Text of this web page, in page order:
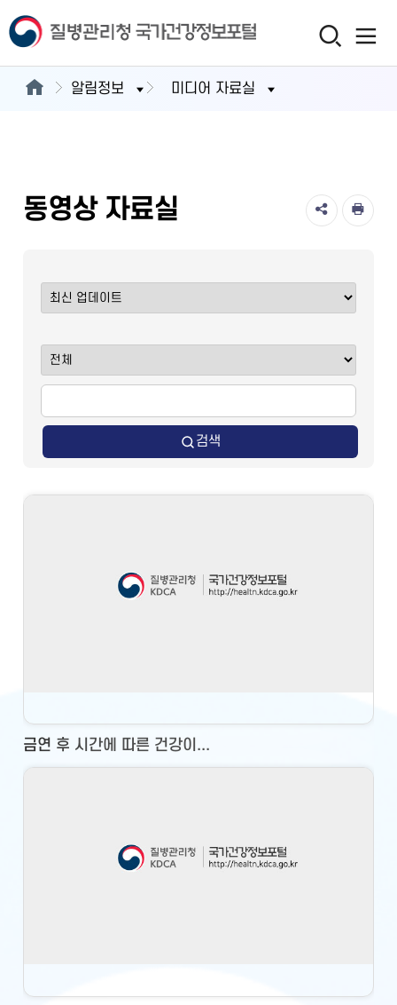
알림정보 미디어 자료실
동영상 자료실
검색
금연 후 시간에 따른 건강이...